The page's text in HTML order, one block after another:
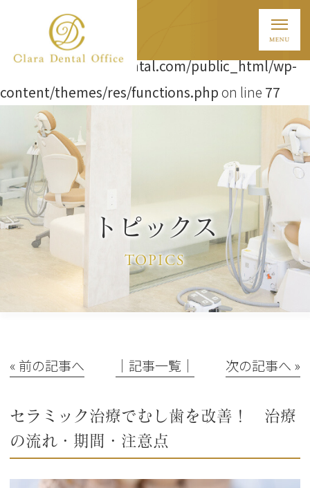
Warning: Attempt to read property "ID" on string in
/home/t838/clara-dental.com/public_html/wp-
content/themes/res/functions.phpon line 77
トピックス
TOPICS
« 前の記事へ │記事一覧│ 次の記事へ »
セラミック治療でむし歯を改善！ 治療
の流れ・期間・注意点